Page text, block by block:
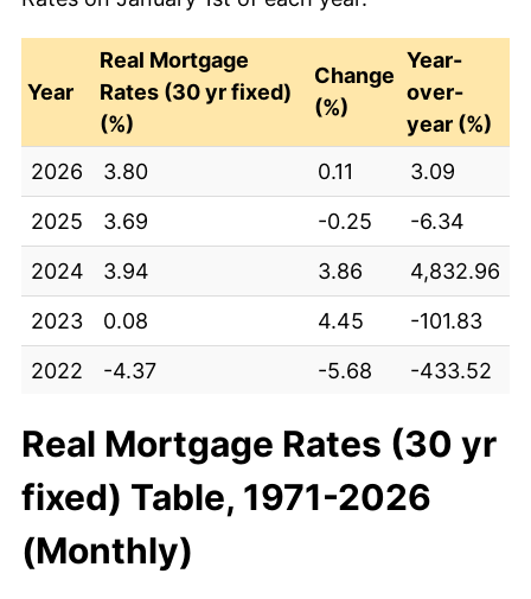
Year
Real Mortgage
Rates (30 yr fixed)
(%)
Change
(%)
Year-
over-
year (%)
2026
3.80 0.11
3.09
2025
3.69 -0.25
-6.34
2024
3.94 3.86
4,832.96
2023
0.08 4.45
-101.83
2022
-4.37 -5.68
-433.52
-62.69
2019
3.20
71.10
2018
1.87
Real Mortgage Rates (30 yr
fixed) Table, 1971-2026
(Monthly)